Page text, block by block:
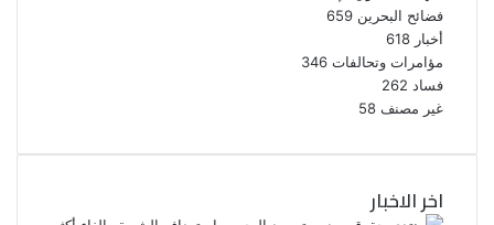
فضائح البحرين 659
أخبار 618
مؤامرات وتحالفات 346
فساد 262
غير مصنف 58
اخر الاخبار